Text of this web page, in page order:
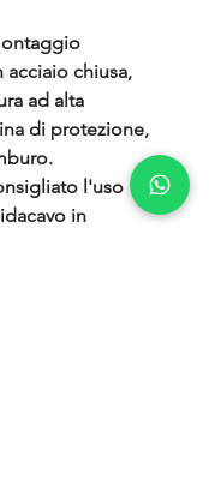
acciaio chiusa,
ad alta
di protezione,
l'uso
in